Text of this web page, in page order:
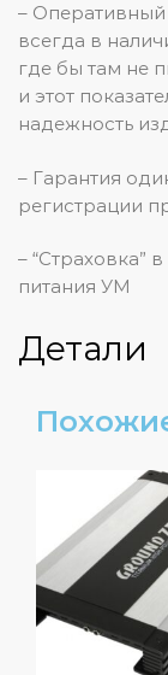
–
всегда в
где бы там не
и этот
надежность
– Гарантия
регистрации
– “Страховка”
питания УМ
Детали